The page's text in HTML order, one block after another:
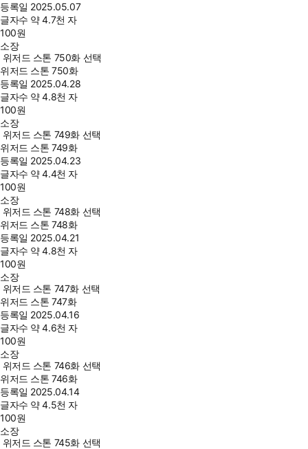
등록일 2025.05.07
글자수 약 4.7천 자
100원
소장
위저드 스톤 750화 선택
위저드 스톤 750화
등록일 2025.04.28
글자수 약 4.8천 자
100원
소장
위저드 스톤 749화 선택
위저드 스톤 749화
등록일 2025.04.23
글자수 약 4.4천 자
100원
소장
위저드 스톤 748화 선택
위저드 스톤 748화
등록일 2025.04.21
글자수 약 4.8천 자
100원
소장
위저드 스톤 747화 선택
위저드 스톤 747화
등록일 2025.04.16
글자수 약 4.6천 자
100원
소장
위저드 스톤 746화 선택
위저드 스톤 746화
등록일 2025.04.14
글자수 약 4.5천 자
100원
소장
위저드 스톤 745화 선택